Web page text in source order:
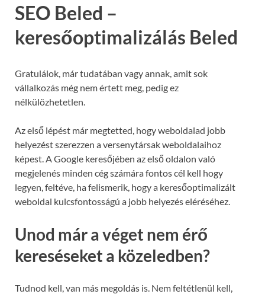
SEO Beled –
keresőoptimalizálás Beled
Gratulálok, már tudatában vagy annak, amit sok
vállalkozás még nem értett meg, pedig ez
nélkülözhetetlen.
Az első lépést már megtetted, hogy weboldalad jobb
helyezést szerezzen a versenytársak weboldalaihoz
képest. A Google keresőjében az első oldalon való
megjelenés minden cég számára fontos cél kell hogy
legyen, feltéve, ha felismerik, hogy a keresőoptimalizált
weboldal kulcsfontosságú a jobb helyezés eléréséhez.
Unod már a véget nem érő
kereséseket a közeledben?
Tudnod kell, van más megoldás is. Nem feltétlenül kell,